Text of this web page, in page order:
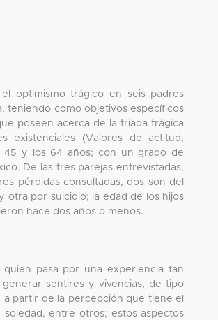
optimismo trágico en seis padres
teniendo como objetivos específicos
poseen acerca de la triada trágica
existenciales (Valores de actitud,
45 y los 64 años; con un grado de
De las tres parejas entrevistadas,
pérdidas consultadas, dos son del
otra por suicidio; la edad de los hijos
hace dos años o menos.
pasa por una experiencia tan
sentires y vivencias, de tipo
partir de la percepción que tiene el
entre otros; estos aspectos